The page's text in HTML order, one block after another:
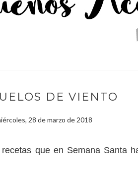
DE VIENTO
28 de marzo de 2018
que en Semana Santa